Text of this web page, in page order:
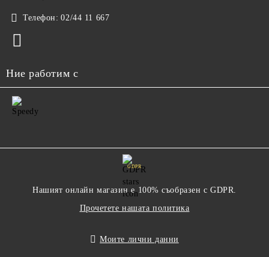
Телефон: 02/44 11 667
Ние работим с
GDPR
Нашият онлайн магазин е 100% съобразен с GDPR.
Прочетете нашата политика
Моите лични данни